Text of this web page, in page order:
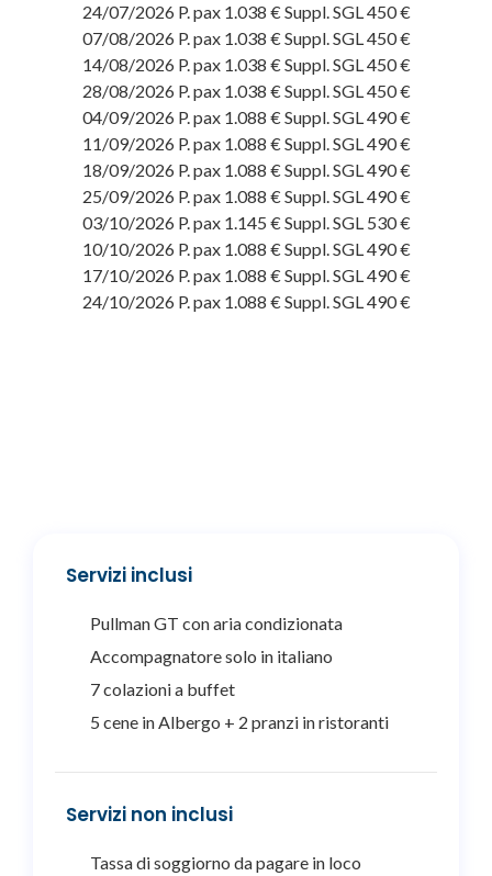
24/07/2026 P. pax 1.038 € Suppl. SGL 450 €
07/08/2026 P. pax 1.038 € Suppl. SGL 450 €
14/08/2026 P. pax 1.038 € Suppl. SGL 450 €
28/08/2026 P. pax 1.038 € Suppl. SGL 450 €
04/09/2026 P. pax 1.088 € Suppl. SGL 490 €
11/09/2026 P. pax 1.088 € Suppl. SGL 490 €
18/09/2026 P. pax 1.088 € Suppl. SGL 490 €
25/09/2026 P. pax 1.088 € Suppl. SGL 490 €
03/10/2026 P. pax 1.145 € Suppl. SGL 530 €
10/10/2026 P. pax 1.088 € Suppl. SGL 490 €
17/10/2026 P. pax 1.088 € Suppl. SGL 490 €
24/10/2026 P. pax 1.088 € Suppl. SGL 490 €
Servizi inclusi
Pullman GT con aria condizionata
Accompagnatore solo in italiano
7 colazioni a buffet
5 cene in Albergo + 2 pranzi in ristoranti
Servizi non inclusi
Tassa di soggiorno da pagare in loco